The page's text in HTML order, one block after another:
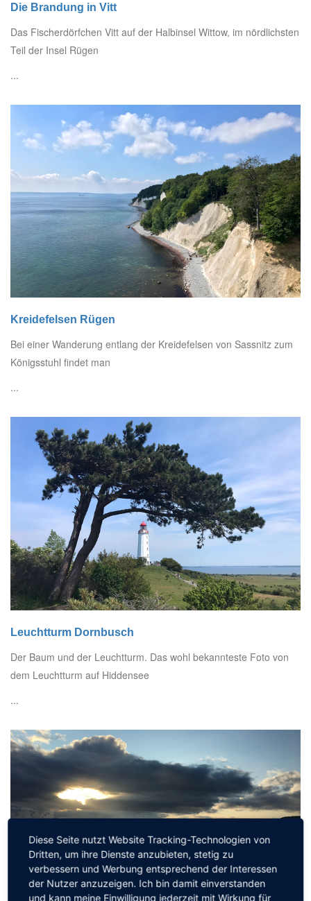
Die Brandung in Vitt
Das Fischerdörfchen Vitt auf der Halbinsel Wittow, im nördlichsten
Teil der Insel Rügen
...
Kreidefelsen Rügen
Bei einer Wanderung entlang der Kreidefelsen von Sassnitz zum
Königsstuhl findet man
...
Leuchtturm Dornbusch
Der Baum und der Leuchtturm. Das wohl bekannteste Foto von
dem Leuchtturm auf Hiddensee
...
Diese Seite nutzt Website Tracking-Technologien von
Dritten, um ihre Dienste anzubieten, stetig zu
verbessern und Werbung entsprechend der Interessen
der Nutzer anzuzeigen. Ich bin damit einverstanden
und kann meine Einwilligung jederzeit mit Wirkung für